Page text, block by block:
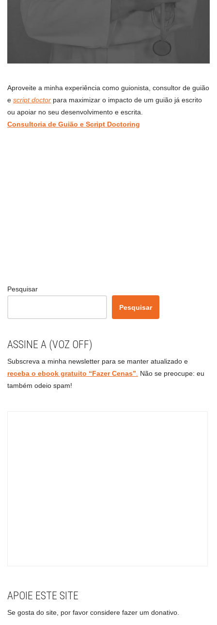
Aproveite a minha experiência como guionista, consultor de guião
e script doctor para maximizar o impacto de um guião já escrito
ou apoiar no seu desenvolvimento e escrita.
Consultoria de Guião e Script Doctoring
Pesquisar
Pesquisar
ASSINE A (VOZ OFF)
Subscreva a minha newsletter para se manter atualizado e
receba o ebook gratuito “Fazer Cenas”
Não se preocupe: eu
também odeio spam!
APOIE ESTE SITE
Se gosta do site, por favor considere fazer um donativo.